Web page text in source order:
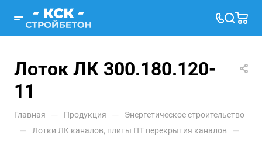
Лоток ЛК 300.180.120-
11
Главная — Продукция — Энергетическое строительство
— Лотки ЛК каналов, плиты ПТ перекрытия каналов —